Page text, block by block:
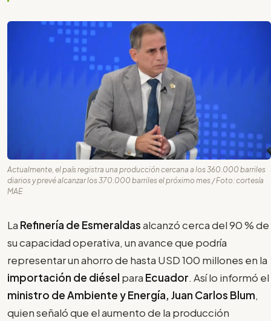
Actualmente, el país registra una producción cercana a los 360.000 barriles
diarios y prevé alcanzar los 370.000 barriles el próximo mes / Foto: cortesía
MAE
La Refinería de Esmeraldasalcanzó cerca del 90 % de
su capacidad operativa, un avance que podría
representar un ahorro de hasta USD 100 millones en la
importación de diésel para Ecuador. Así lo informó el
ministro de Ambiente y Energía, Juan Carlos Blum,
quien señaló que el aumento de la producción